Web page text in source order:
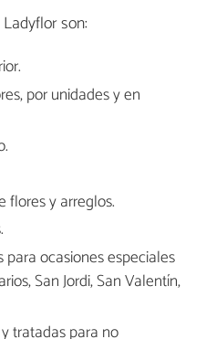
son:
por unidades y en
flores y arreglos.
ocasiones especiales
San Jordi, San Valentín,
tratadas para no